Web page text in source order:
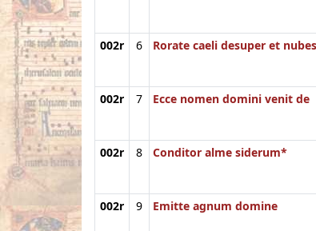
002r 6 Rorate caeli desuper et nubes
002r 7 Ecce nomen domini venit de
002r 8 Conditor alme siderum*
002r 9 Emitte agnum domine